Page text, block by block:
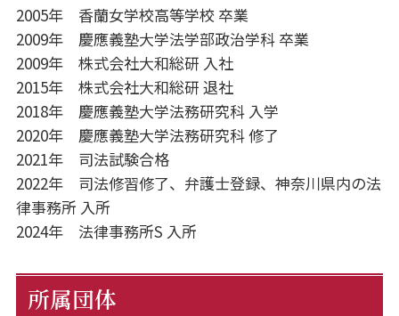
2005年 香蘭女学校高等学校 卒業
2009年 慶應義塾大学法学部政治学科 卒業
2009年 株式会社大和総研 入社
2015年 株式会社大和総研 退社
2018年 慶應義塾大学法務研究科 入学
2020年 慶應義塾大学法務研究科 修了
2021年 司法試験合格
2022年 司法修習修了、弁護士登録、神奈川県内の法
律事務所 入所
2024年 法律事務所S 入所
所属団体